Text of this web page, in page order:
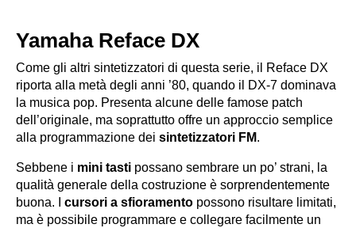
Yamaha Reface DX
Come gli altri sintetizzatori di questa serie, il
Reface DX
riporta alla metà degli anni ’80, quando il DX-7 dominava
la musica pop. Presenta alcune delle famose patch
dell’originale, ma soprattutto offre un approccio semplice
alla programmazione dei sintetizzatori FM.
Sebbene i mini tasti possano sembrare un po’ strani, la
qualità generale della costruzione è sorprendentemente
buona. I cursori a sfioramento possono risultare limitati,
ma è possibile programmare e collegare facilmente un